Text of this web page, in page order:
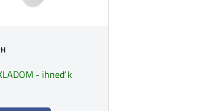
- ihneď k